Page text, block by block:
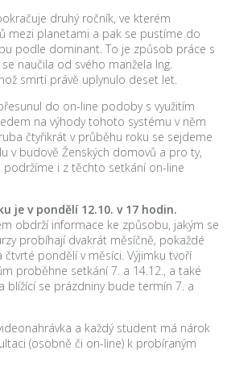
druhý ročník, ve kterém
mezi planetami a pak se pustíme do
podle dominant. To je způsob práce s
naučila od svého manžela Ing.
smrti právě uplynulo deset let.
do on-line podoby s využitím
na výhody tohoto systému v něm
čtyřikrát v průběhu roku se sejdeme
v budově Ženských domovů a pro ty,
i z těchto setkání on-line
je v pondělí 12.10. v 17 hodin.
obdrží informace ke způsobu, jakým se
probíhají dvakrát měsíčně, pokaždé
čtvrté pondělí v měsíci. Výjimku tvoří
proběhne setkání 7. a 14.12., a také
blížící se prázdniny bude termín 7. a
a každý student má nárok
(osobně či on-line) k probíraným